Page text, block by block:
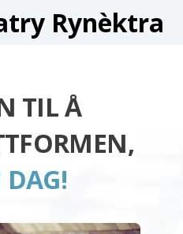
Rynèktra
TIL Å
DAG!